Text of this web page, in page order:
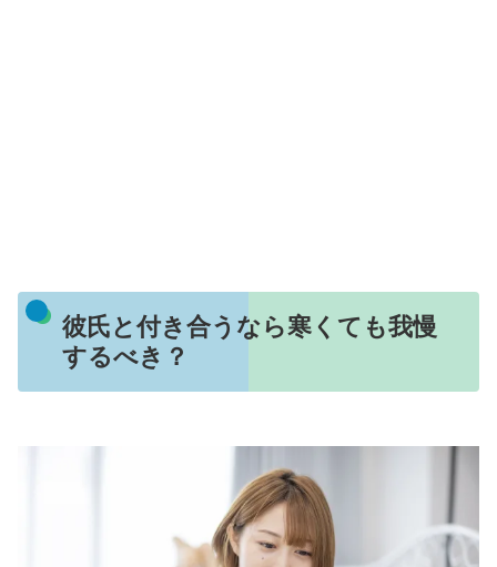
彼氏と付き合うなら寒くても我慢
するべき？